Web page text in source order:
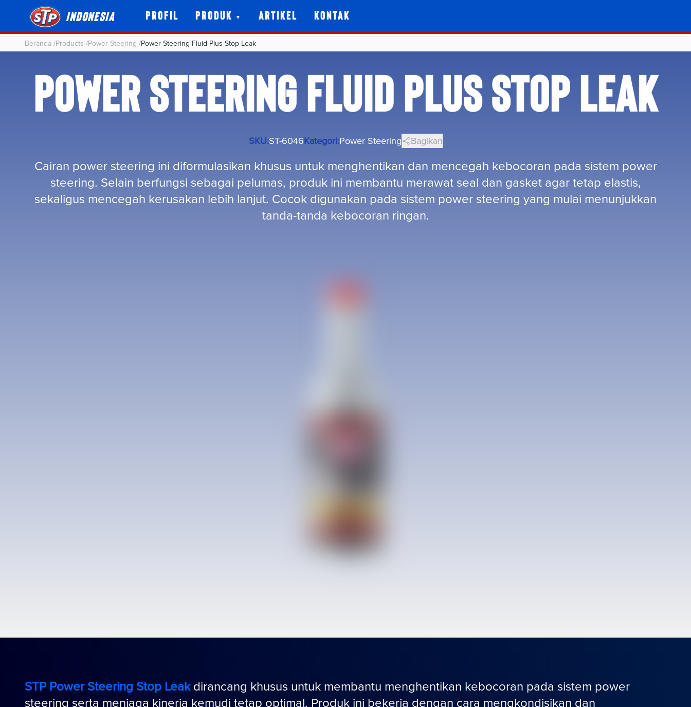
Indonesia Profil Produk Artikel Kontak
Beranda /Products /Power Steering /Power Steering Fluid Plus Stop Leak
POWER STEERING FLUID PLUS STOP LEAK
SKU:ST-6046Kategori:Power Steering Bagikan
Cairan power steering ini diformulasikan khusus untuk menghentikan dan mencegah kebocoran pada sistem power
steering. Selain berfungsi sebagai pelumas, produk ini membantu merawat seal dan gasket agar tetap elastis,
sekaligus mencegah kerusakan lebih lanjut. Cocok digunakan pada sistem power steering yang mulai menunjukkan
tanda-tanda kebocoran ringan.
STP Power Steering Stop Leakdirancang khusus untuk membantu menghentikan kebocoran pada sistem power
steering serta menjaga kinerja kemudi tetap optimal. Produk ini bekerja dengan cara mengkondisikan dan